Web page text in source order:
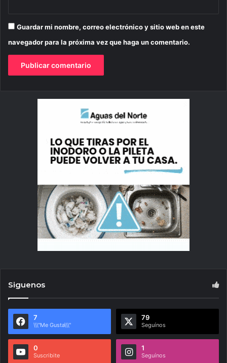
Guardar mi nombre, correo electrónico y sitio web en este
navegador para la próxima vez que haga un comentario.
Siguenos
7
\\\"Me Gusta\\\"
79
Seguínos
0
Suscribite
1
Seguínos